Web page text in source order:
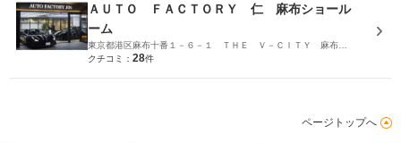
ＡＵＴＯ ＦＡＣＴＯＲＹ 仁 麻布ショール
ーム
クチコミ： 28件
ページトップへ